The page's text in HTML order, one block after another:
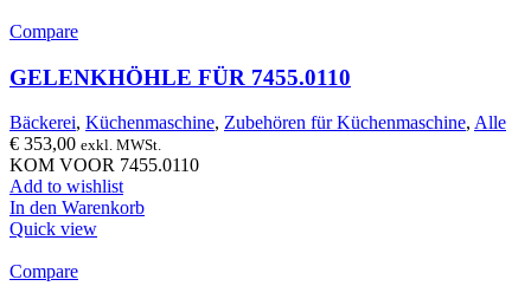
Compare
GELENKHÖHLE FÜR 7455.0110
Bäckerei, Küchenmaschine, Zubehören für Küchenmaschine, Alle
€ 353,00 exkl. MWSt.
KOM VOOR 7455.0110
Add to wishlist
In den Warenkorb
Quick view
Compare